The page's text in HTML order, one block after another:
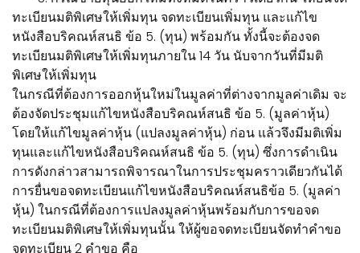
ทะเบียนมติพิเศษให้เพิ่มทุน จดทะเบียนเพิ่มทุน และแก้ไข
หนังสือบริคณห์สนธิ ข้อ 5. (ทุน) พร้อมกัน ทั้งนี้จะต้องจด
ทะเบียนมติพิเศษให้เพิ่มทุนภายใน 14 วัน นับจากวันที่มีมติ
พิเศษให้เพิ่มทุน
ในกรณีที่ต้องการออกหุ้นใหม่ในมูลค่าที่ต่างจากมูลค่าเดิม จะ
ต้องจัดประชุมแก้ไขหนังสือบริคณห์สนธิ ข้อ 5. (มูลค่าหุ้น)
โดยให้แก้ไขมูลค่าหุ้น (แปลงมูลค่าหุ้น) ก่อน แล้วจึงมีมติเพิ่ม
ทุนและแก้ไขหนังสือบริคณห์สนธิ ข้อ 5. (ทุน) ซึ่งการดำเนิน
การดังกล่าวสามารถพิจารณาในการประชุมคราวเดียวกันได้
การยื่นขอจดทะเบียนแก้ไขหนังสือบริคณห์สนธิข้อ 5. (มูลค่า
หุ้น) ในกรณีที่ต้องการแปลงมูลค่าหุ้นพร้อมกับการขอจด
ทะเบียนมติพิเศษให้เพิ่มทุนนั้น ให้ผู้ขอจดทะเบียนจัดทำคำขอ
จดทะเบียน 2 คำขอ คือ